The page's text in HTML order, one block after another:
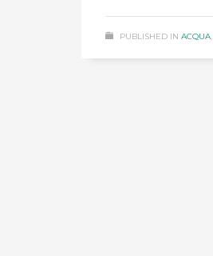
PUBLISHED IN ACQUA,